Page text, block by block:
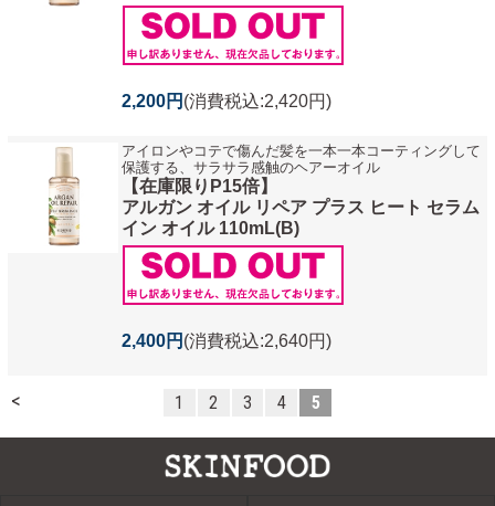
2,200円 (消費税込:2,420円)
アイロンやコテで傷んだ髪を一本一本コーティングして
保護する、サラサラ感触のヘアーオイル
【在庫限りP15倍】
アルガン オイル リペア プラス ヒート セラム
イン オイル 110mL(B)
2,400円 (消費税込:2,640円)
< 1 2 3 4 5